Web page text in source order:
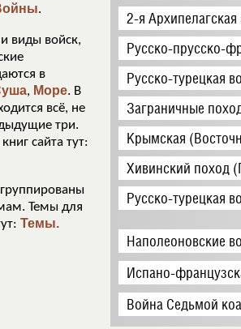
.
виды войск,
в
, Море. В
всё, не
три.
сайта тут:
Темы для
Темы.
2-я
Русско-прусско-
Русско-турецкая
Заграничные
Крымская
Хивинский поход
Русско-турецкая
Наполеоновские
Испано-
Война Седьмой